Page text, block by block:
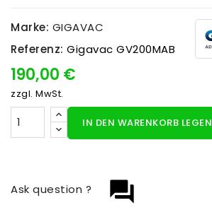
Marke: GIGAVAC
Referenz: Gigavac GV200MAB
190,00 €
zzgl. MwSt.
IN DEN WARENKORB LEGEN
question_answer
Ask question ?